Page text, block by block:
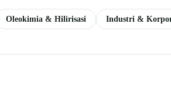
Oleokimia & Hilirisasi Industri &